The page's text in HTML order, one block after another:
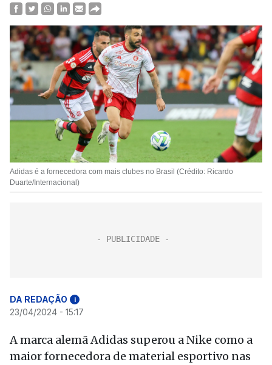
Adidas é a fornecedora com mais clubes no Brasil (Crédito: Ricardo
Duarte/Internacional)
DA REDAÇÃO i
23/04/2024 - 15:17
A marca alemã Adidas superou a Nike como a
maior fornecedora de material esportivo nas